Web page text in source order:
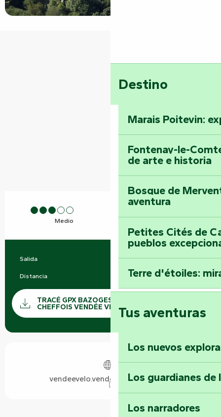
Destino
Marais Poitevin:
Fontenay-le-
de arte e historia
Bosque de
aventura
Petites Cités de
pueblos
Terre d'étoiles:
Tus aventuras
Los nuevos
Los guardianes de
Los narradores
Medio
Información práctica
Salida Bazoges-en-Pareds
Distancia 16.1 km
Documentación
TRACÉ GPX BAZOGES-EN-PAREDS À
CHEFFOIS VENDÉE VÉLO
Horarios y datos de contacto
vendeevelo.vendee-tourisme.com